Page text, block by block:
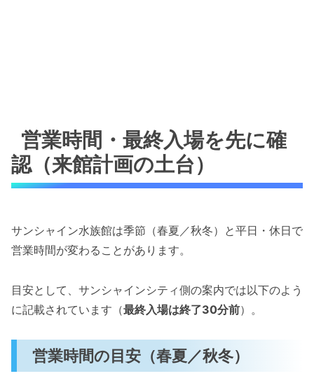
営業時間・最終入場を先に確
認（来館計画の土台）
サンシャイン水族館は季節（春夏／秋冬）と平日・休日で
営業時間が変わることがあります。
目安として、サンシャインシティ側の案内では以下のよう
に記載されています（最終入場は終了30分前）。
営業時間の目安（春夏／秋冬）